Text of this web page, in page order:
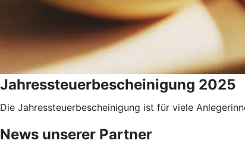
Jahressteuerbescheinigung 2025
Die Jahressteuerbescheinigung ist für viele
News unserer Partner